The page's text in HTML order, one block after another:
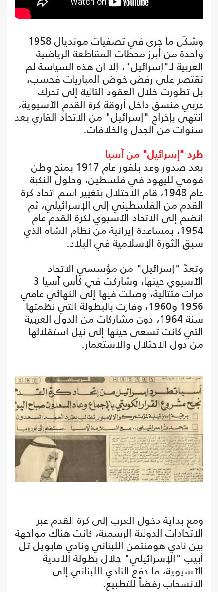
وشكّل ما جرى في تصفيات مونديال 1958
واحدة من أبرز محطات المقاطعة الرياضية
العربية لـ"إسرائيل"، إلا أن هذه السياسة لم
تقتصر على رفض خوض المباريات فحسب،
بل تطورت خلال العقود التالية إلى تحرك
عربي منسق داخل أروقة كرة القدم الآسيوية،
انتهى بإخراج "إسرائيل" من الاتحاد القاري بعد
سنوات من الجدل والخلافات.
طرد "إسرائيل" من آسيا
بعد صدور وعد بلفور عام 1917 بمنح وطن
قومي لليهود في فلسطين، وحلول النكبة
عام 1948، قام الاحتلال بتغيير اسم اتحاد كرة
القدم من الفلسطيني إلى الإسرائيلي، ثم
انضم إلى الاتحاد الآسيوي لكرة القدم عام
1954، بمساعدة إيرانية من نظام الشاه الذي
سبق الثورة الإسلامية في البلاد.
وتعدّ "إسرائيل" من مؤسسي الاتحاد
الآسيوي حينها، وشاركت في كأس آسيا 3
مرات متتالية، وصلت فيها إلى النهائي عامي
1956 و1960، وفازت بالبطولة التي نظمتها
سنة 1964، دون مشاركات من الدول العربية
التي كانت تسعى حينها إلى نيل استقلالها
من دول الاحتلال والاستعمار.
ومع بداية دخول العرب إلى كرة القدم عبر
الاتحادات الدولية الرسمية، كانت هناك مواجهة
بين نادي هومنتمن اللبناني ونادي هابويل تل
أبيب "الإسرائيلي" خلال بطولة الأندية
الآسيوية، ما دفع النادي اللبناني إلى
الانسحاب رفضاً للتطبيع.